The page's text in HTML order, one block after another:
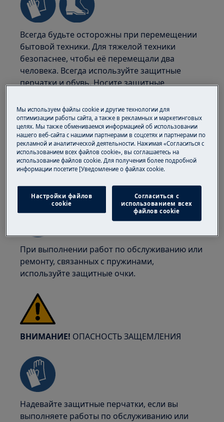
Всегда будьте осторожны при перемещении
бытовой техники. Для тяжелой техники
безопаснее, чтобы её перемещали два
человека. Всегда используйте защитные
перчатки и обувь. Носите защитные
краев.
ВНИМАНИЕ!ОПАСНОСТЬ ПОВРЕЖДЕНИЯ
При выполнении работ по обслуживанию или
ремонту, связанных с пружинами,
используйте защитные очки.
ВНИМАНИЕ! ОПАСНОСТЬ ЗАЩЕМЛЕНИЯ
Надевайте защитные перчатки, если вы
выполняете работы по обслуживанию или
Мы используем файлы cookie и другие технологии для
оптимизации работы сайта, а также в рекламных и маркетинговых
целях. Мы также обмениваемся информацией об использовании
нашего веб-сайта с нашими партнерами в соцсетях и партнерами по
рекламной и аналитической деятельности. Нажимая «Согласиться с
использованием всех файлов cookie», вы соглашаетесь на
использование файлов cookie. Для получения более подробной
информации посетите [Уведомление о файлах cookie.
Настройки файлов
cookie
Согласиться с
использованием всех
файлов cookie